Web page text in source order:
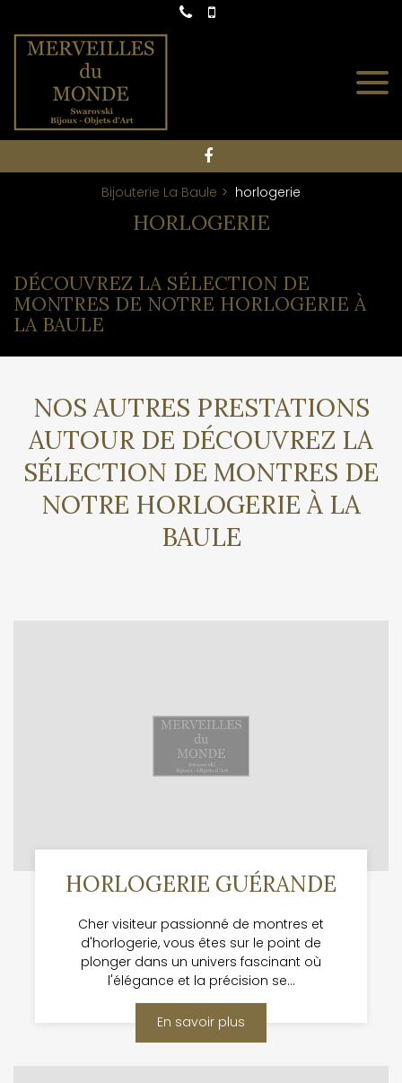
Bijouterie La Baule horlogerie
HORLOGERIE
DÉCOUVREZ LA SÉLECTION DE
MONTRES DE NOTRE HORLOGERIE À
LA BAULE
NOS AUTRES PRESTATIONS
AUTOUR DE DÉCOUVREZ LA
SÉLECTION DE MONTRES DE
NOTRE HORLOGERIE À LA
BAULE
HORLOGERIE GUÉRANDE
Cher visiteur passionné de montres et
d'horlogerie, vous êtes sur le point de
plonger dans un univers fascinant où
l'élégance et la précision se...
En savoir plus
Panneau de gestion des cookies